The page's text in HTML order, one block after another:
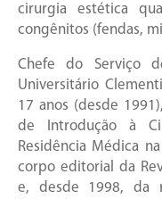
cirurgia estética
congênitos (fendas,
Chefe do Serviço
Universitário
17 anos (desde
de Introdução à
Residência Médica
corpo editorial da
e, desde 1998, da